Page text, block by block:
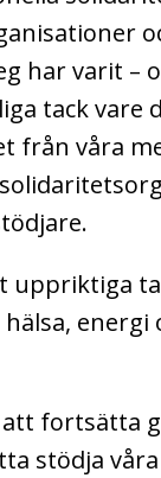
har varit –
tack vare
från våra
uppriktiga
energi
fortsätta
stödja